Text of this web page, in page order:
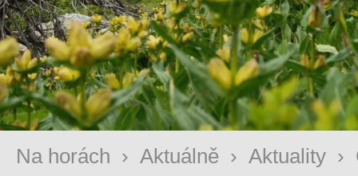
Na horách › Aktuálně › Aktuality ›